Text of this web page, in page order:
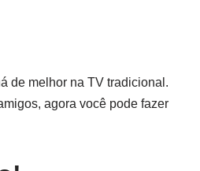
de melhor na TV tradicional.
agora você pode fazer